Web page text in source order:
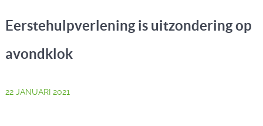
Eerstehulpverlening is uitzondering op
avondklok
22 JANUARI 2021